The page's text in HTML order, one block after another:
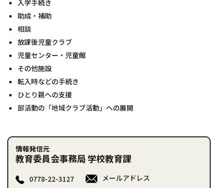
入学手続き
助成・補助
相談
放課後児童クラブ
児童センター・児童館
その他施設
転入時などの手続き
ひとり親への支援
部活動の「地域クラブ活動」への展開
情報発信元
教育委員会事務局 学校教育課
0778-22-3127 メールアドレス